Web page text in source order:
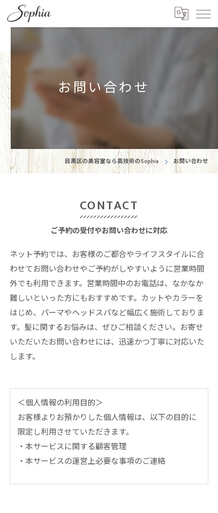
お問い合わせ
目黒区の美容室なら高技術のSophia お問い合わせ
ご予約の受付やお問い合わせに対応
CONTACT
ネット予約では、お客様のご都合やライフスタイルに合
わせてお問い合わせやご予約がしやすいように営業時間
外でも利用できます。営業時間中のお電話は、なかなか
難しいといった方にもおすすめです。カットやカラーを
はじめ、パーマやヘッドスパなど幅広く施術しておりま
す。髪に関するお悩みは、ぜひご相談ください。お寄せ
いただいたお問い合わせには、迅速かつ丁寧に対応いた
します。
＜個人情報の利用目的＞
お客様よりお預かりした個人情報は、以下の目的に
限定し利用させていただきます。
・本サービスに関する顧客管理
・本サービスの運営上必要な事項のご連絡